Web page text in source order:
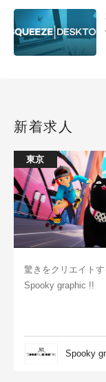
新着求人
東京
驚きをクリエイト
Spooky graphic !!
Spooky